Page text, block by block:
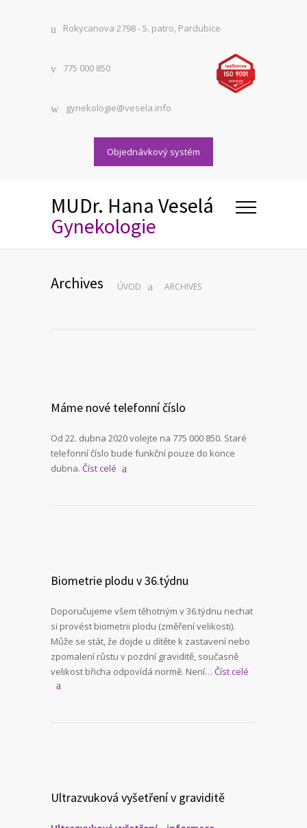
Rokycanova 2798 - 5. patro, Pardubice
775 000 850
gynekologie@vesela.info
Objednávkový systém
MUDr. Hana Veselá
Gynekologie
Archives ÚVOD ARCHIVES
Máme nové telefonní číslo
Od 22. dubna 2020 volejte na 775 000 850. Staré
telefonní číslo bude funkční pouze do konce
dubna. Číst celé
Biometrie plodu v 36.týdnu
Doporučujeme všem těhotným v 36.týdnu nechat
si provést biometrii plodu (změření velikosti).
Může se stát, že dojde u dítěte k zastavení nebo
zpomalení růstu v pozdní graviditě, současně
velikost břicha odpovídá normě. Není… Číst celé
Ultrazvuková vyšetření v graviditě